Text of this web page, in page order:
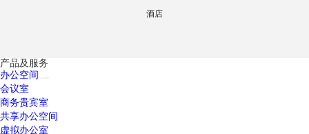
酒店
产品及服务
办公空间
会议室
商务贵宾室
共享办公空间
虚拟办公室